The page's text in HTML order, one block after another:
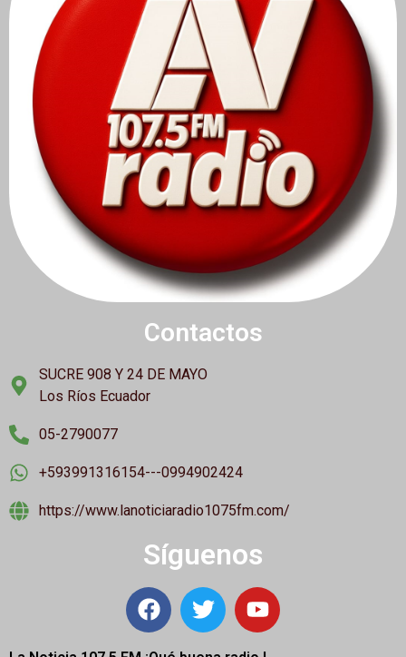
Contactos
SUCRE 908 Y 24 DE MAYO
Los Ríos Ecuador
05-2790077
+593991316154---0994902424
https://www.lanoticiaradio1075fm.com/
Síguenos